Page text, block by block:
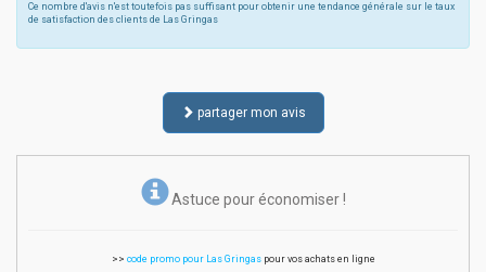
Ce nombre d'avis n'est toutefois pas suffisant pour obtenir une tendance générale sur le taux
de satisfaction des clients de Las Gringas
partager mon avis
Astuce pour économiser !
>> code promo pour Las Gringaspour vos achats en ligne